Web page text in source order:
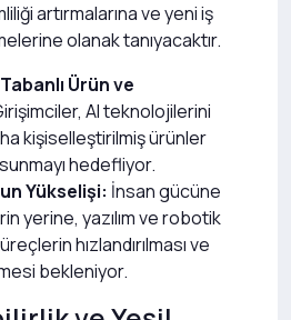
artırmalarına ve yeni iş
olanak tanıyacaktır.
Ürün ve
AI teknolojilerini
kişiselleştirilmiş ürünler
hedefliyor.
Yükselişi: İnsan gücüne
yerine, yazılım ve robotik
hızlandırılması ve
bekleniyor.